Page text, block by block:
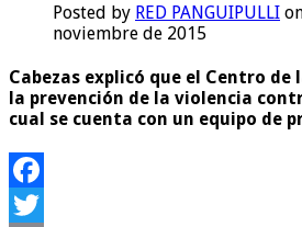
Posted by RED PANGUIPULLI
noviembre de 2015
Cabezas explicó que el Centro de
la prevención de la violencia
cual se cuenta con un equipo de
Facebook